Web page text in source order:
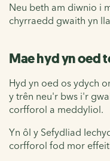
Neu beth am diwnio i
chyrraedd gwaith yn
Mae hyd yn oed
Hyd yn oed os ydych
y trên neu'r bws i'r
corfforol a meddyliol.
Yn ôl y Sefydliad
corfforol fod mor